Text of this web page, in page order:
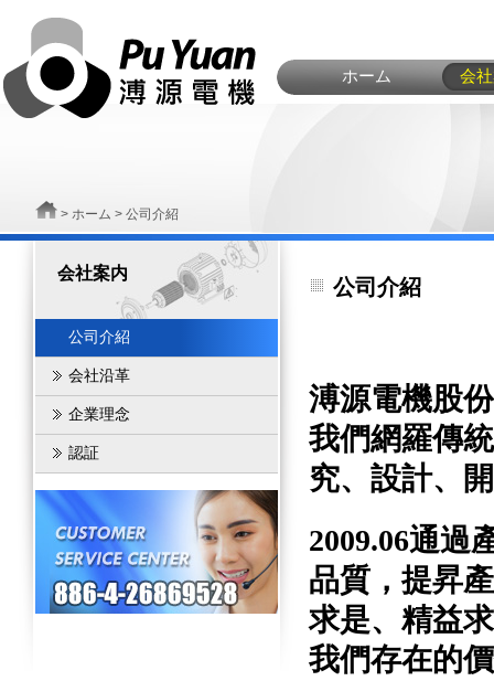
ホーム 会
> ホーム > 公司介紹
会社案内
公司介紹
会社沿革
企業理念
認証
公司介紹
溥源電機股
我們網羅傳
究、設計、
2009.06通過
品質，提昇
求是、精益
我們存在的